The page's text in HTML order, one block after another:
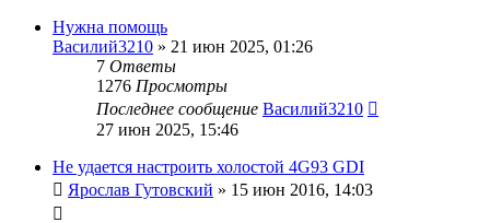
Нужна помощь
Василий3210 » 21 июн 2025, 01:26
7 Ответы
1276 Просмотры
Последнее сообщение Василий3210
27 июн 2025, 15:46
Не удается настроить холостой 4G93 GDI
Ярослав Гутовский » 15 июн 2016, 14:03